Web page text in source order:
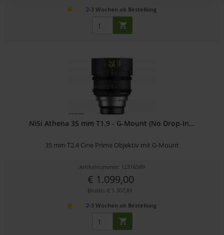
2-3 Wochen ab Bestellung
NiSi Athena 35 mm T1.9 - G-Mount (No Drop-In...
35 mm T2.4 Cine Prime Objektiv mit G-Mount
Artikelnummer: 12316589
€ 1.099,00
Brutto: € 1.307,81
2-3 Wochen ab Bestellung